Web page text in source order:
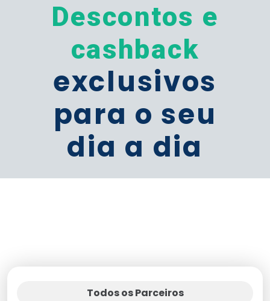
Descontos e
cashback
exclusivos
para o seu
dia a dia
Todos os Parceiros